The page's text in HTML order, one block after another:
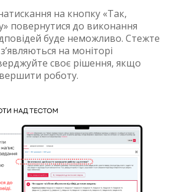
на кнопку «Так,
повернутися до виконання
буде неможливо. Стежте
на моніторі
своє рішення, якщо
роботу.